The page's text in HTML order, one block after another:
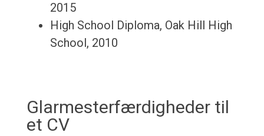
2015
High School Diploma, Oak Hill High
School, 2010
Glarmesterfærdigheder til
et CV